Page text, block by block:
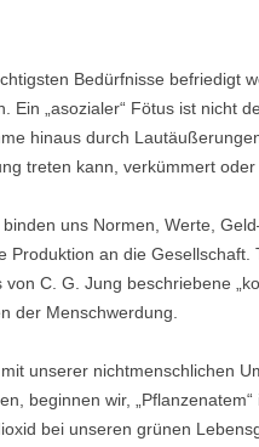
Bedürfnisse befriedigt
„asozialer“ Fötus ist nicht
hinaus durch
treten kann, verkümmert oder
uns Normen, Werte,
Produktion an die Gesellschaft.
C. G. Jung beschriebene
der Menschwerdung.
unserer nichtmenschlichen
beginnen wir,
bei unseren grünen